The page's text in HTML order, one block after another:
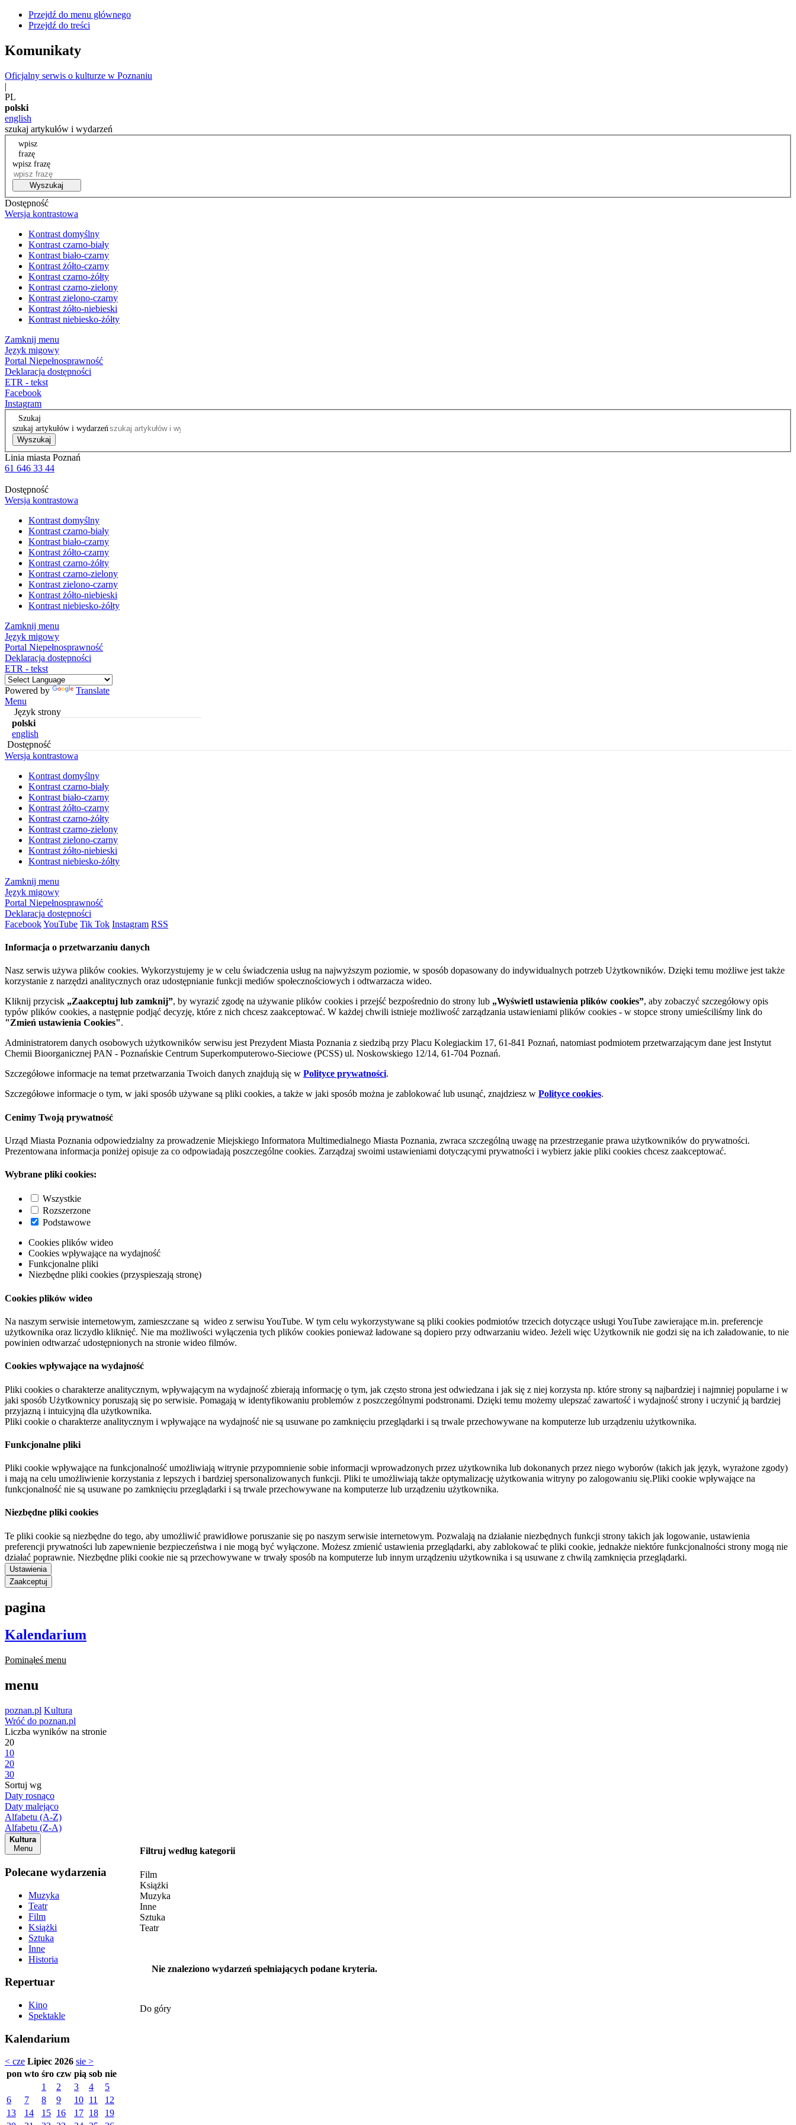
Przejdź do menu głównego
Przejdź do treści
Komunikaty
Oficjalny serwis o kulturze w Poznaniu
|
PL
polski
english
szukaj artykułów i wydarzeń
wpisz
frazę
wpisz frazę
Wyszukaj
Dostępność
Wersja kontrastowa
Kontrast domyślny
Kontrast czarno-biały
Kontrast biało-czarny
Kontrast żółto-czarny
Kontrast czarno-żółty
Kontrast czarno-zielony
Kontrast zielono-czarny
Kontrast żółto-niebieski
Kontrast niebiesko-żółty
Zamknij menu
Język migowy
Portal Niepełnosprawność
Deklaracja dostępności
ETR - tekst
Facebook
Instagram
Szukaj
szukaj artykułów i wydarzeń
Wyszukaj
Linia miasta Poznań
61 646 33 44
Dostępność
Wersja kontrastowa
Kontrast domyślny
Kontrast czarno-biały
Kontrast biało-czarny
Kontrast żółto-czarny
Kontrast czarno-żółty
Kontrast czarno-zielony
Kontrast zielono-czarny
Kontrast żółto-niebieski
Kontrast niebiesko-żółty
Zamknij menu
Język migowy
Portal Niepełnosprawność
Deklaracja dostępności
ETR - tekst
Powered by
Translate
Menu
Język strony
polski
english
Dostępność
Wersja kontrastowa
Kontrast domyślny
Kontrast czarno-biały
Kontrast biało-czarny
Kontrast żółto-czarny
Kontrast czarno-żółty
Kontrast czarno-zielony
Kontrast zielono-czarny
Kontrast żółto-niebieski
Kontrast niebiesko-żółty
Zamknij menu
Język migowy
Portal Niepełnosprawność
Deklaracja dostępności
FacebookYouTube Tik Tok Instagram RSS
Informacja o przetwarzaniu danych
Nasz serwis używa plików cookies. Wykorzystujemy je w celu świadczenia usług na najwyższym poziomie, w sposób dopasowany do indywidualnych potrzeb Użytkowników. Dzięki temu możliwe jest także
korzystanie z narzędzi analitycznych oraz udostępnianie funkcji mediów społecznościowych i odtwarzacza wideo.
Kliknij przycisk „Zaakceptuj lub zamknij”, by wyrazić zgodę na używanie plików cookies i przejść bezpośrednio do strony lub „Wyświetl ustawienia plików cookies”, aby zobaczyć szczegółowy opis
typów plików cookies, a następnie podjąć decyzję, które z nich chcesz zaakceptować. W każdej chwili istnieje możliwość zarządzania ustawieniami plików cookies - w stopce strony umieściliśmy link do
"Zmień ustawienia Cookies".
Administratorem danych osobowych użytkowników serwisu jest Prezydent Miasta Poznania z siedzibą przy Placu Kolegiackim 17, 61-841 Poznań, natomiast podmiotem przetwarzającym dane jest Instytut
Chemii Bioorganicznej PAN - Poznańskie Centrum Superkomputerowo-Sieciowe (PCSS) ul. Noskowskiego 12/14, 61-704 Poznań.
Szczegółowe informacje na temat przetwarzania Twoich danych znajdują się w Polityce prywatności.
Szczegółowe informacje o tym, w jaki sposób używane są pliki cookies, a także w jaki sposób można je zablokować lub usunąć, znajdziesz w Polityce cookies.
Cenimy Twoją prywatność
Urząd Miasta Poznania odpowiedzialny za prowadzenie Miejskiego Informatora Multimedialnego Miasta Poznania, zwraca szczególną uwagę na przestrzeganie prawa użytkowników do prywatności.
Prezentowana informacja poniżej opisuje za co odpowiadają poszczególne cookies. Zarządzaj swoimi ustawieniami dotyczącymi prywatności i wybierz jakie pliki cookies chcesz zaakceptować.
Wybrane pliki cookies:
Wszystkie
Rozszerzone
Podstawowe
Cookies plików wideo
Cookies wpływające na wydajność
Funkcjonalne pliki
Niezbędne pliki cookies (przyspieszają stronę)
Cookies plików wideo
Na naszym serwisie internetowym, zamieszczane są wideo z serwisu YouTube. W tym celu wykorzystywane są pliki cookies podmiotów trzecich dotyczące usługi YouTube zawierające m.in. preferencje
użytkownika oraz liczydło kliknięć. Nie ma możliwości wyłączenia tych plików cookies ponieważ ładowane są dopiero przy odtwarzaniu wideo. Jeżeli więc Użytkownik nie godzi się na ich załadowanie, to nie
powinien odtwarzać udostępnionych na stronie wideo filmów.
Cookies wpływające na wydajność
Pliki cookies o charakterze analitycznym, wpływającym na wydajność zbierają informację o tym, jak często strona jest odwiedzana i jak się z niej korzysta np. które strony są najbardziej i najmniej popularne i w
jaki sposób Użytkownicy poruszają się po serwisie. Pomagają w identyfikowaniu problemów z poszczególnymi podstronami. Dzięki temu możemy ulepszać zawartość i wydajność strony i uczynić ją bardziej
przyjazną i intuicyjną dla użytkownika.
Pliki cookie o charakterze analitycznym i wpływające na wydajność nie są usuwane po zamknięciu przeglądarki i są trwale przechowywane na komputerze lub urządzeniu użytkownika.
Funkcjonalne pliki
Pliki cookie wpływające na funkcjonalność umożliwiają witrynie przypomnienie sobie informacji wprowadzonych przez użytkownika lub dokonanych przez niego wyborów (takich jak język, wyrażone zgody)
i mają na celu umożliwienie korzystania z lepszych i bardziej spersonalizowanych funkcji. Pliki te umożliwiają także optymalizację użytkowania witryny po zalogowaniu się.Pliki cookie wpływające na
funkcjonalność nie są usuwane po zamknięciu przeglądarki i są trwale przechowywane na komputerze lub urządzeniu użytkownika.
Niezbędne pliki cookies
Te pliki cookie są niezbędne do tego, aby umożliwić prawidłowe poruszanie się po naszym serwisie internetowym. Pozwalają na działanie niezbędnych funkcji strony takich jak logowanie, ustawienia
preferencji prywatności lub zapewnienie bezpieczeństwa i nie mogą być wyłączone. Możesz zmienić ustawienia przeglądarki, aby zablokować te pliki cookie, jednakże niektóre funkcjonalności strony mogą nie
działać poprawnie. Niezbędne pliki cookie nie są przechowywane w trwały sposób na komputerze lub innym urządzeniu użytkownika i są usuwane z chwilą zamknięcia przeglądarki.
Ustawienia
Zaakceptuj
pagina
Kalendarium
Pominąłeś menu
menu
poznan.pl Kultura
Wróć do poznan.pl
Liczba wyników na stronie
20
10
20
30
Sortuj wg
Daty rosnąco
Daty malejąco
Alfabetu (A-Z)
Alfabetu (Z-A)
Kultura
Menu
Polecane wydarzenia
Muzyka
Teatr
Film
Książki
Sztuka
Inne
Historia
Repertuar
Kino
Spektakle
Kalendarium
< cze Lipiec 2026 sie >
pon wto śro czw pią sob nie
1
2 3 4
5
6
7 8 9 10 11
12
13
14 15 16 17 18
19
Filtruj według kategorii
Film
Książki
Muzyka
Inne
Sztuka
Teatr
Nie znaleziono wydarzeń spełniających podane kryteria.
Do góry